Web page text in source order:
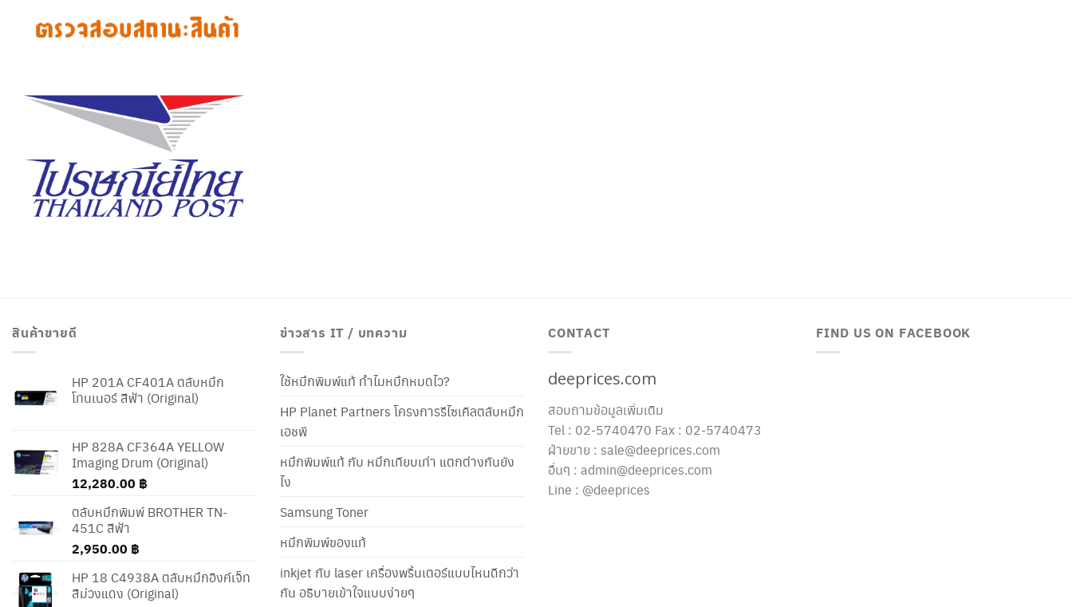
สินค้าขายดี
HP 201A CF401A ตลับหมึก
โทนเนอร์ สีฟ้า (Original)
HP 828A CF364A YELLOW
Imaging Drum (Original)
12,280.00 ฿
ตลับหมึกพิมพ์ BROTHER TN-
451C สีฟ้า
2,950.00 ฿
HP 18 C4938A ตลับหมึกอิงค์เจ็ท
สีม่วงแดง (Original)
ข่าวสาร IT / บทความ
ใช้หมึกพิมพ์แท้ ทำไมหมึกหมดไว?
HP Planet Partners โครงการรีไซเคิลตลับหมึก
เอชพี
หมึกพิมพ์แท้ กับ หมึกเทียบเท่า แตกต่างกันยัง
ไง
Samsung Toner
หมึกพิมพ์ของแท้
inkjet กับ laser เครื่องพริ้นเตอร์แบบไหนดีกว่า
กัน อธิบายเข้าใจแบบง่ายๆ
CONTACT
deeprices.com
สอบถามข้อมูลเพิ่มเติม
Tel : 02-5740470 Fax : 02-5740473
ฝ่ายขาย : sale@deeprices.com
อื่นๆ : admin@deeprices.com
Line : @deeprices
FIND US ON FACEBOOK